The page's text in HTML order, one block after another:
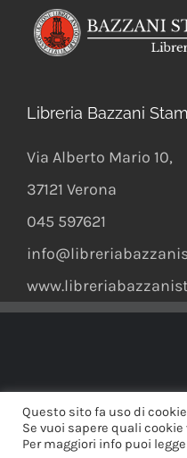
Libreria Bazzani
Via Alberto Mario 10,
37121 Verona
045 597621
Questo sito fa uso di
Se vuoi sapere quali
Per maggiori info puoi